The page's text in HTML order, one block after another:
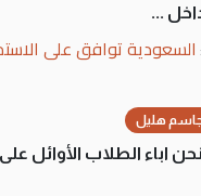
...
السعودية توافق على الاستمرار في إعطاء 100 منحة دراسية
جاسم هليل
نحن اباء الطلاب الأوائل